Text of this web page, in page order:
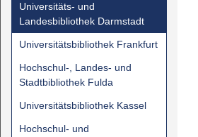
Universitäts- und
Landesbibliothek Darmstadt
Universitätsbibliothek Frankfurt
Hochschul-, Landes- und
Stadtbibliothek Fulda
Universitätsbibliothek Kassel
Hochschul- und